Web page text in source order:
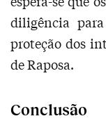
diligência
proteção dos
de Raposa.
Conclusão